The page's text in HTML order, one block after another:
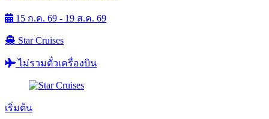
15 ก.ค. 69 - 19 ส.ค. 69
Star Cruises
ไม่รวมตั๋วเครื่องบิน
เริ่มต้น